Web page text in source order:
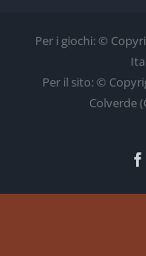
Per i giochi: ©
Per il sito: ©
Colverde